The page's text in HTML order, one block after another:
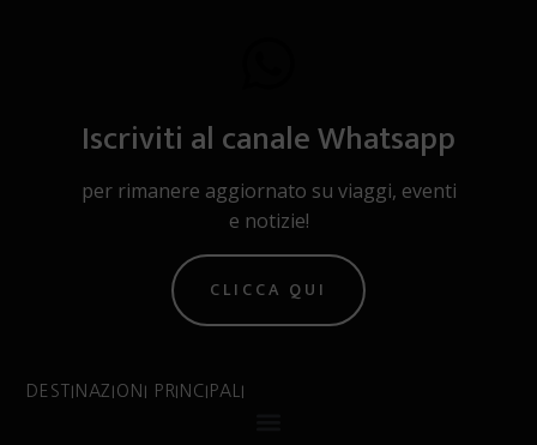
Iscriviti al canale Whatsapp
per rimanere aggiornato su viaggi, eventi
e notizie!
CLICCA QUI
DESTINAZIONI PRINCIPALI